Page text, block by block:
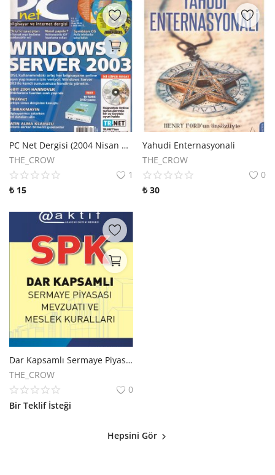
PC Net Dergisi (2004 Nisan 79. Sayı)
THE_CROW
1
₺ 15
Yahudi Enternasyonali
THE_CROW
0
₺30
Dar Kapsamlı Sermaye Piyasası Mevzuatı ve Meslek Kuralları Kitabı
THE_CROW
0
Bir Teklif İsteği
Hepsini Gör